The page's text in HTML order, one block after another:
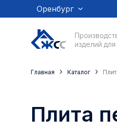
Оренбург
изделий
Главная › Каталог ›
Плита